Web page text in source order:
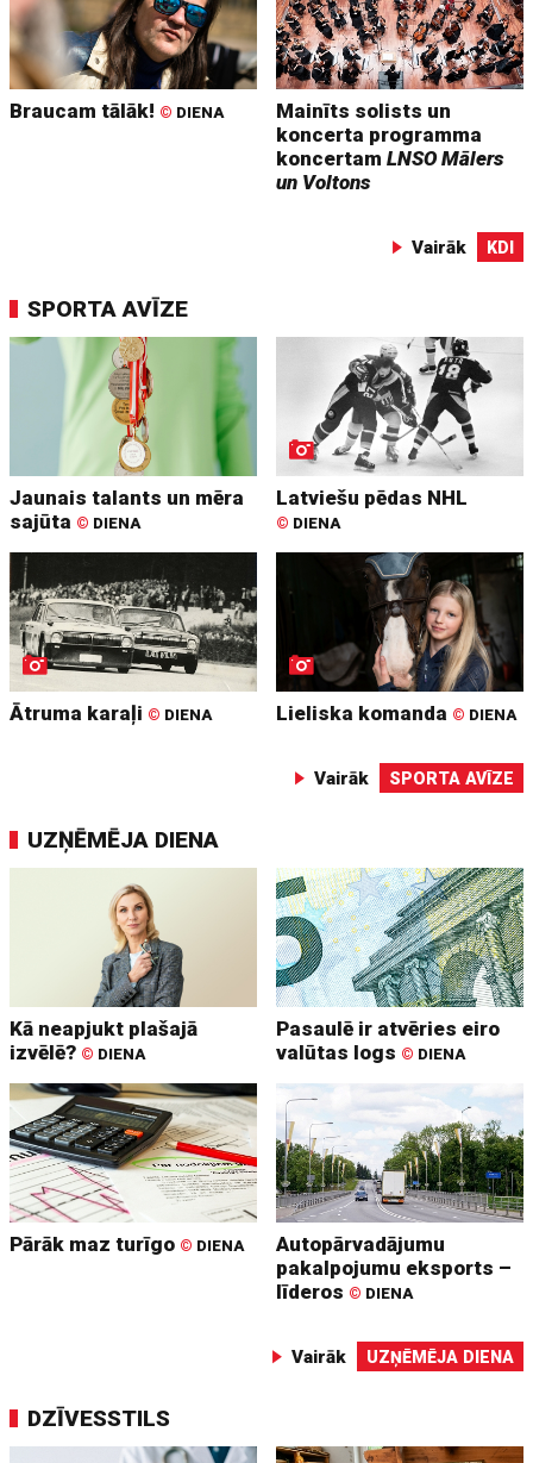
Braucam tālāk! © DIENA
Mainīts solists un
koncerta programma
koncertamLNSO Mālers
un Voltons
Vairāk KDI
SPORTA AVĪZE
Jaunais talants un mēra
sajūta © DIENA
Latviešu pēdas NHL
© DIENA
Ātruma karaļi © DIENA Lieliska komanda © DIENA
Vairāk SPORTA AVĪZE
UZŅĒMĒJA DIENA
Kā neapjukt plašajā
izvēlē? © DIENA
Pasaulē ir atvēries eiro
valūtas logs © DIENA
Pārāk maz turīgo © DIENA
Autopārvadājumu
pakalpojumu eksports –
līderos © DIENA
Vairāk UZŅĒMĒJA DIENA
DZĪVESSTILS